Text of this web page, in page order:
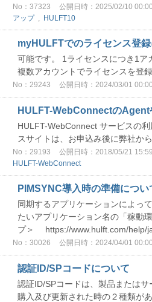
No：37323 公開日時：2025/02/10 00:00
アップ, HULFT10
myHULFTでのライセンス登
可能です。 1ライセンスにつき1ア
複数アカウントでライセンスを登
No：29243 公開日時：2024/03/01 00:00
HULFT-WebConnectのAgent
HULFT-WebConnect サービスの
スサイトは、お申込み後に弊社か
No：29193 公開日時：2018/05/21 15:59
HULFT-WebConnect
PIMSYNC導入時の準備につい
同期するアプリケーションによっ
たいアプリケーション名の「稼動
プ＞ https://www.hulft.com/help/
No：30026 公開日時：2024/04/01 00:00
認証ID/SPコードについて
認証ID/SPコードは、製品または
購入及び更新された時の２種類が